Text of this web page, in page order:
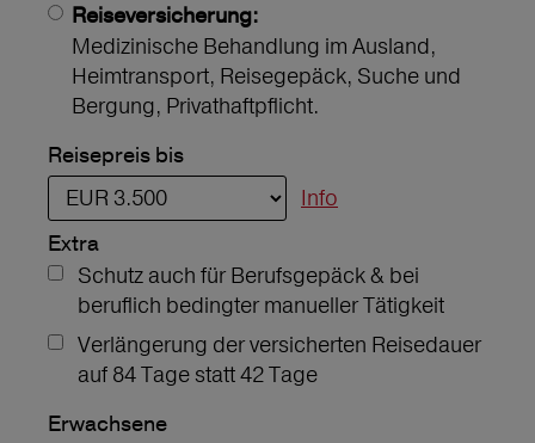
Reiseversicherung:
Medizinische Behandlung im Ausland,
Heimtransport, Reisegepäck, Suche und
Bergung, Privathaftpflicht.
Reisepreis bis
Info
Extra
Schutz auch für Berufsgepäck & bei
beruflich bedingter manueller Tätigkeit
Verlängerung der versicherten Reisedauer
auf 84 Tage statt 42 Tage
Erwachsene